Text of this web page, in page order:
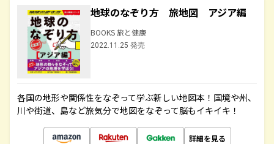
地球のなぞり方 旅地図 アジア編
BOOKS 旅と健康
2022.11.25 発売
各国の地形や関係性をなぞって学ぶ新しい地図本！国境や州、
川や街道、島など旅気分で地図をなぞって脳もイキイキ！
詳細を見る